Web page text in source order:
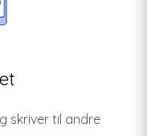
skriver til andre